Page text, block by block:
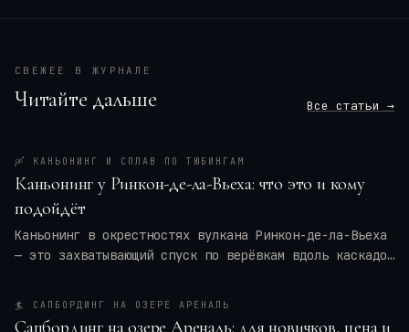
СВЕЖЕЕ В ЖУРНАЛЕ
Читайте дальше Все статьи →
🛶 КАНЬОНИНГ И СПЛАВ ПО ТЮБИНГАМ
Каньонинг у Ринкон-де-ла-Вьеха: что это и кому
подойдёт
Каньонинг в окрестностях вулкана Ринкон-де-ла-Вьеха
— это захватывающий спуск по верёвкам вдоль каскадов
новичков или только для профи? Мы разберём программу
🏄 САПБОРДИНГ НА ОЗЕРЕ АРЕНАЛЬ